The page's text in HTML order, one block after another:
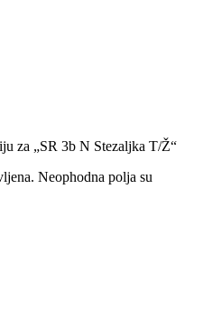
za „SR 3b N Stezaljka T/Ž“
Neophodna polja su